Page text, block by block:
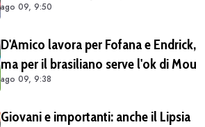
ad cosa si può fare”
ago 09, 9:50
D'Amico lavora per Fofana e Endrick,
ma per il brasiliano serve l'ok di Mou
ago 09, 9:38
Giovani e importanti: anche il Lipsia